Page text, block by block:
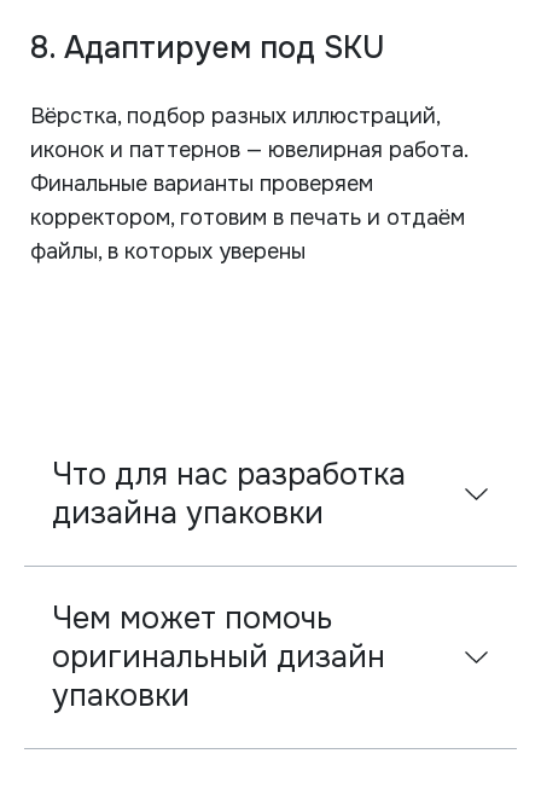
8. Адаптируем под SKU
Вёрстка, подбор разных иллюстраций,
иконок и паттернов — ювелирная работа.
Финальные варианты проверяем
корректором, готовим в печать и отдаём
файлы, в которых уверены
Что для нас разработка
дизайна упаковки
Чем может помочь
оригинальный дизайн
упаковки